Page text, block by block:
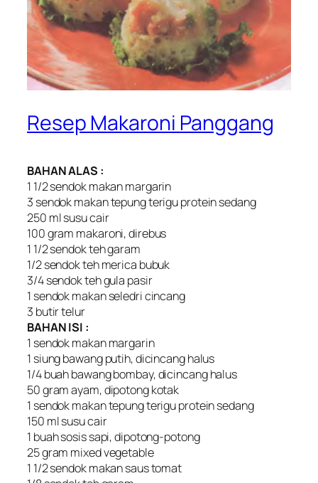
Resep Makaroni Panggang
BAHAN ALAS :
1 1/2 sendok makan margarin
3 sendok makan tepung terigu protein sedang
250 ml susu cair
100 gram makaroni, direbus
1 1/2 sendok teh garam
1/2 sendok teh merica bubuk
3/4 sendok teh gula pasir
1 sendok makan seledri cincang
3 butir telur
BAHAN ISI :
1 sendok makan margarin
1 siung bawang putih, dicincang halus
1/4 buah bawang bombay, dicincang halus
50 gram ayam, dipotong kotak
1 sendok makan tepung terigu protein sedang
150 ml susu cair
1 buah sosis sapi, dipotong-potong
25 gram mixed vegetable
1 1/2 sendok makan saus tomat